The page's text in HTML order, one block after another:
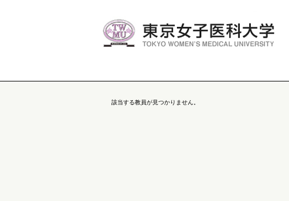
該当する教員が見つかりません。